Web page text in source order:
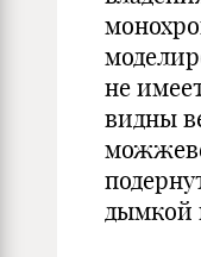
не
видны
дымкой